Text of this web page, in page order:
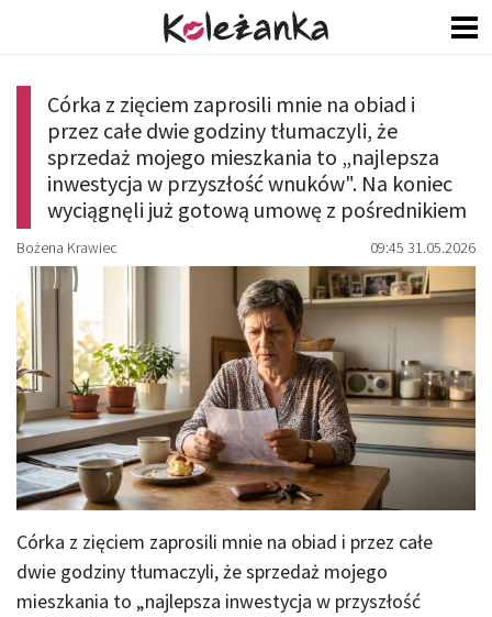
Córka z zięciem zaprosili mnie na obiad i
przez całe dwie godziny tłumaczyli, że
sprzedaż mojego mieszkania to „najlepsza
inwestycja w przyszłość wnuków". Na koniec
wyciągnęli już gotową umowę z pośrednikiem
Bożena Krawiec 09:45 31.05.2026
Córka z zięciem zaprosili mnie na obiad i przez całe
dwie godziny tłumaczyli, że sprzedaż mojego
mieszkania to „najlepsza inwestycja w przyszłość